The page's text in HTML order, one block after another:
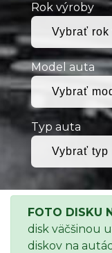
Rok výroby
Model auta
Typ auta
FOTO DISKU
disk väčšinou
diskov na